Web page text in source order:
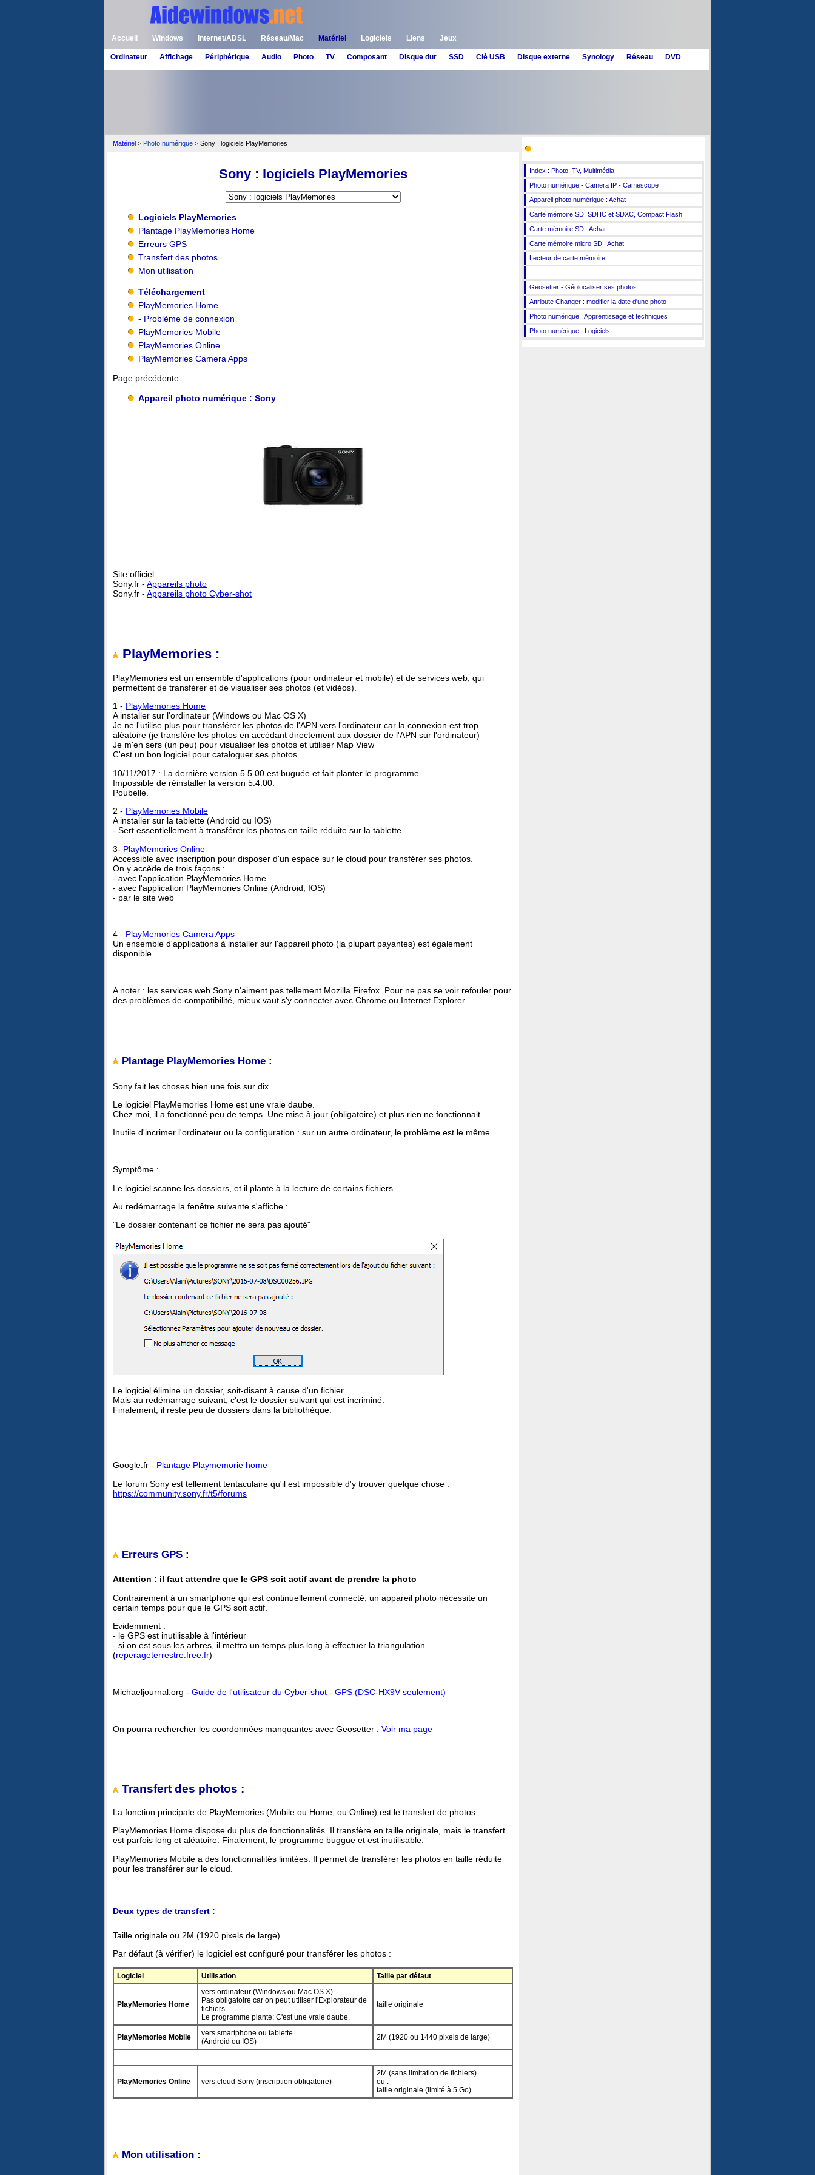
Accueil Windows Internet/ADSL Réseau/Mac Matériel Logiciels Liens Jeux
Ordinateur Affichage Périphérique Audio Photo TV Composant Disque dur SSD Clé USB Disque externe Synology Réseau DVD
Matériel > Photo numérique > Sony : logiciels PlayMemories
Sony : logiciels PlayMemories
Logiciels PlayMemories
Plantage PlayMemories Home
Erreurs GPS
Transfert des photos
Mon utilisation
Téléchargement
PlayMemories Home
- Problème de connexion
PlayMemories Mobile
PlayMemories Online
PlayMemories Camera Apps
Page précédente :
Appareil photo numérique : Sony
Site officiel :
Sony.fr - Appareils photo
Sony.fr - Appareils photo Cyber-shot
PlayMemories :
PlayMemories est un ensemble d'applications (pour ordinateur et mobile) et de services web, qui
permettent de transférer et de visualiser ses photos (et vidéos).
1 - PlayMemories Home
A installer sur l'ordinateur (Windows ou Mac OS X)
Je ne l'utilise plus pour transférer les photos de l'APN vers l'ordinateur car la connexion est trop
aléatoire (je transfère les photos en accédant directement aux dossier de l'APN sur l'ordinateur)
Je m'en sers (un peu) pour visualiser les photos et utiliser Map View
C'est un bon logiciel pour cataloguer ses photos.
10/11/2017 : La dernière version 5.5.00 est buguée et fait planter le programme.
Impossible de réinstaller la version 5.4.00.
Poubelle.
2 - PlayMemories Mobile
A installer sur la tablette (Android ou IOS)
- Sert essentiellement à transférer les photos en taille réduite sur la tablette.
3- PlayMemories Online
Accessible avec inscription pour disposer d'un espace sur le cloud pour transférer ses photos.
On y accède de trois façons :
- avec l'application PlayMemories Home
- avec l'application PlayMemories Online (Android, IOS)
- par le site web
4 - PlayMemories Camera Apps
Un ensemble d'applications à installer sur l'appareil photo (la plupart payantes) est également
disponible
A noter : les services web Sony n'aiment pas tellement Mozilla Firefox. Pour ne pas se voir refouler pour
des problèmes de compatibilité, mieux vaut s'y connecter avec Chrome ou Internet Explorer.
Plantage PlayMemories Home :
Sony fait les choses bien une fois sur dix.
Le logiciel PlayMemories Home est une vraie daube.
Chez moi, il a fonctionné peu de temps. Une mise à jour (obligatoire) et plus rien ne fonctionnait
Inutile d'incrimer l'ordinateur ou la configuration : sur un autre ordinateur, le problème est le même.
Symptôme :
Le logiciel scanne les dossiers, et il plante à la lecture de certains fichiers
Au redémarrage la fenêtre suivante s'affiche :
"Le dossier contenant ce fichier ne sera pas ajouté"
Le logiciel élimine un dossier, soit-disant à cause d'un fichier.
Mais au redémarrage suivant, c'est le dossier suivant qui est incriminé.
Finalement, il reste peu de dossiers dans la bibliothèque.
Google.fr - Plantage Playmemorie home
Le forum Sony est tellement tentaculaire qu'il est impossible d'y trouver quelque chose :
https://community.sony.fr/t5/forums
Erreurs GPS :
Attention : il faut attendre que le GPS soit actif avant de prendre la photo
Contrairement à un smartphone qui est continuellement connecté, un appareil photo nécessite un
certain temps pour que le GPS soit actif.
Evidemment :
- le GPS est inutilisable à l'intérieur
- si on est sous les arbres, il mettra un temps plus long à effectuer la triangulation
(reperageterrestre.free.fr)
Michaeljournal.org - Guide de l'utilisateur du Cyber-shot - GPS (DSC-HX9V seulement)
On pourra rechercher les coordonnées manquantes avec Geosetter : Voir ma page
Transfert des photos :
La fonction principale de PlayMemories (Mobile ou Home, ou Online) est le transfert de photos
PlayMemories Home dispose du plus de fonctionnalités. Il transfère en taille originale, mais le transfert
est parfois long et aléatoire. Finalement, le programme buggue et est inutilisable.
PlayMemories Mobile a des fonctionnalités limitées. Il permet de transférer les photos en taille réduite
pour les transférer sur le cloud.
Deux types de transfert :
Taille originale ou 2M (1920 pixels de large)
Par défaut (à vérifier) le logiciel est configuré pour transférer les photos :
Logiciel Utilisation Taille par défaut
PlayMemories Home
vers ordinateur (Windows ou Mac OS X).
Pas obligatoire car on peut utiliser l'Explorateur de
fichiers.
Le programme plante; C'est une vraie daube.
taille originale
PlayMemories Mobile
vers smartphone ou tablette
(Android ou IOS)
2M (1920 ou 1440 pixels de large)
PlayMemories Online vers cloud Sony (inscription obligatoire)
2M (sans limitation de fichiers)
ou :
taille originale (limité à 5 Go)
Mon utilisation :
Index : Photo, TV, Multimédia
Photo numérique - Camera IP - Camescope
Appareil photo numérique : Achat
Carte mémoire SD, SDHC et SDXC, Compact Flash
Carte mémoire SD : Achat
Carte mémoire micro SD : Achat
Lecteur de carte mémoire
Geosetter - Géolocaliser ses photos
Attribute Changer : modifier la date d'une photo
Photo numérique : Apprentissage et techniques
Photo numérique : Logiciels